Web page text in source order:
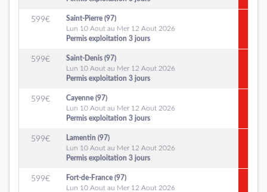
599€
Saint-Pierre (97)
Lun 10 Aout au Mer 12 Aout 2026
Permis exploitation 3 jours
599€
Saint-Denis (97)
Lun 10 Aout au Mer 12 Aout 2026
Permis exploitation 3 jours
599€
Cayenne (97)
Lun 10 Aout au Mer 12 Aout 2026
Permis exploitation 3 jours
599€
Lamentin (97)
Lun 10 Aout au Mer 12 Aout 2026
Permis exploitation 3 jours
599€
Fort-de-France (97)
Lun 10 Aout au Mer 12 Aout 2026